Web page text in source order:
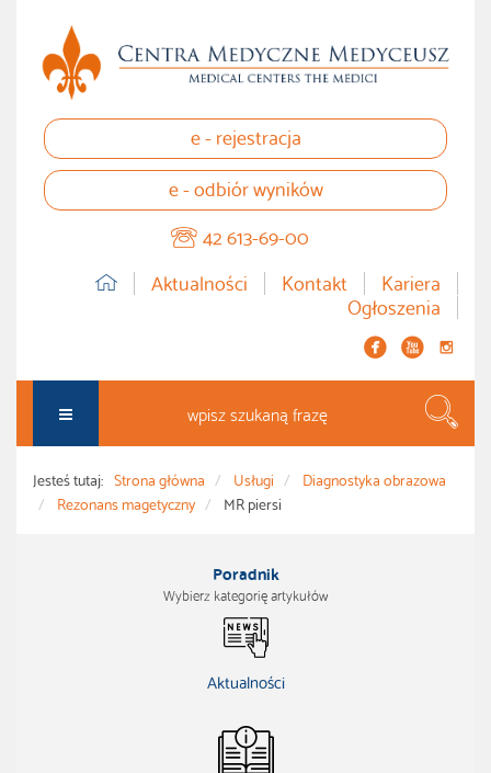
e - rejestracja
e - odbiór wyników
42 613-69-00
Aktualności
Kontakt Kariera
Ogłoszenia
  instagram
Jesteś tutaj: Strona główna Usługi
Diagnostyka obrazowa
Rezonans magetyczny
MR piersi
Poradnik
Wybierz kategorię artykułów
Aktualności